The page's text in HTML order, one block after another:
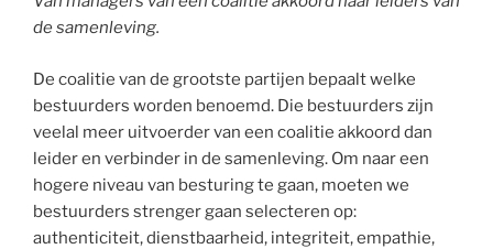
de samenleving.
De coalitie van de grootste partijen bepaalt welke
bestuurders worden benoemd. Die bestuurders zijn
veelal meer uitvoerder van een coalitie akkoord dan
leider en verbinder in de samenleving. Om naar een
hogere niveau van besturing te gaan, moeten we
bestuurders strenger gaan selecteren op:
authenticiteit, dienstbaarheid, integriteit, empathie,